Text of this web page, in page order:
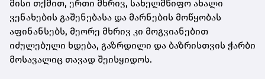
მისი თქმით, ერთი მხრივ, სახელმწიფო ახალი
ვენახების გაშენებასა და მარნების მოწყობას
აფინანსებს, მეორე მხრივ კი მოგვიანებით
იძულებული ხდება, გაზრდილი და ბაზრისთვის ჭარბი
მოსავალიც თავად შეისყიდოს.